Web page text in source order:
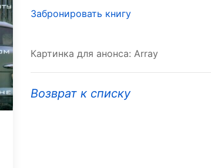
Забронировать книгу
Картинка для анонса: Array
Возврат к списку